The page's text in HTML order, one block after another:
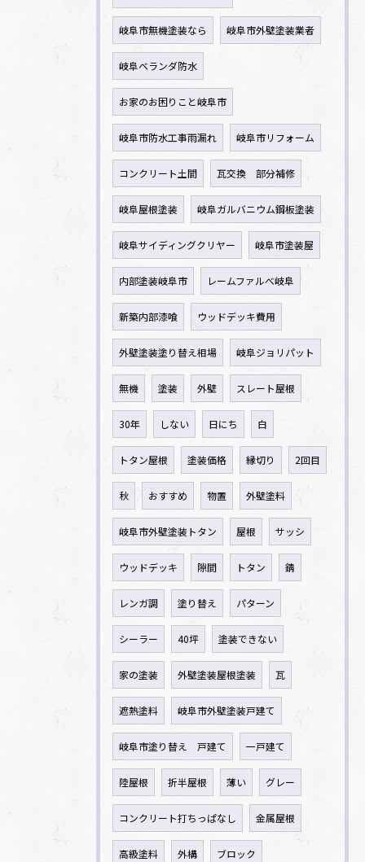
岐阜市無機塗装なら 岐阜市外壁塗装業者
岐阜ベランダ防水
お家のお困りこと岐阜市
岐阜市防水工事雨漏れ 岐阜市リフォーム
コンクリート土間 瓦交換 部分補修
岐阜屋根塗装 岐阜ガルバニウム鋼板塗装
岐阜サイディングクリヤー 岐阜市塗装屋
内部塗装岐阜市 レームファルべ岐阜
新築内部漆喰 ウッドデッキ費用
外壁塗装塗り替え相場 岐阜ジョリパット
無機 塗装 外壁 スレート屋根
30年 しない 日にち 白
トタン屋根 塗装価格 縁切り 2回目
秋 おすすめ 物置 外壁塗料
岐阜市外壁塗装トタン 屋根 サッシ
ウッドデッキ 隙間 トタン 錆
レンガ調 塗り替え パターン
シーラー 40坪 塗装できない
家の塗装 外壁塗装屋根塗装 瓦
遮熱塗料 岐阜市外壁塗装戸建て
岐阜市塗り替え 戸建て 一戸建て
陸屋根 折半屋根 薄い グレー
コンクリート打ちっぱなし 金属屋根
高級塗料 外構 ブロック